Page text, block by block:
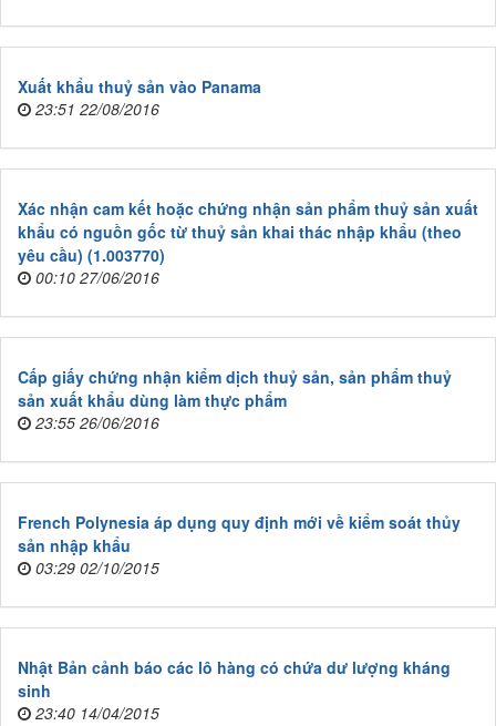
Xuất khẩu thuỷ sản vào Panama
23:51 22/08/2016
Xác nhận cam kết hoặc chứng nhận sản phẩm thuỷ sản xuất
khẩu có nguồn gốc từ thuỷ sản khai thác nhập khẩu (theo
yêu cầu) (1.003770)
00:10 27/06/2016
Cấp giấy chứng nhận kiểm dịch thuỷ sản, sản phẩm thuỷ
sản xuất khẩu dùng làm thực phẩm
23:55 26/06/2016
French Polynesia áp dụng quy định mới về kiểm soát thủy
sản nhập khẩu
03:29 02/10/2015
Nhật Bản cảnh báo các lô hàng có chứa dư lượng kháng
sinh
23:40 14/04/2015